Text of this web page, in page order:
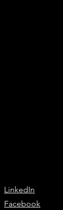
LinkedIn
Facebook